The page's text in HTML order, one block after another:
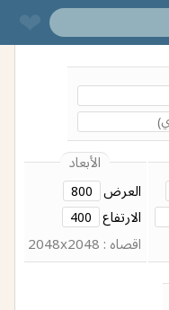
الأبعاد
العرض
الارتفاع
اقصاه : 2048x2048